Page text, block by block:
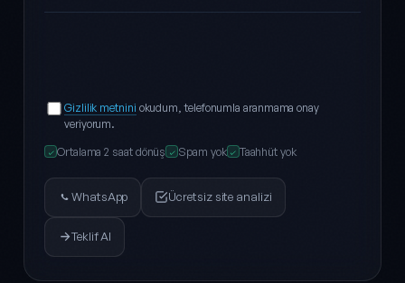
Gizlilik metnini okudum, telefonumla aranmama onay
veriyorum.
✓ Ortalama 2 saat dönüş ✓ Spam yok ✓ Taahhüt yok
WhatsApp Ücretsiz site analizi
Teklif Al